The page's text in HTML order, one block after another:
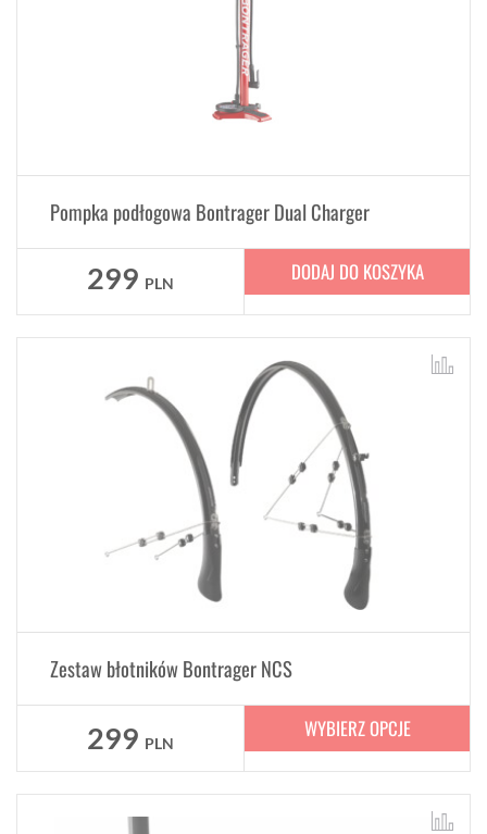
Pompka podłogowa Bontrager Dual Charger
299 PLN DODAJ DO KOSZYKA
Zestaw błotników Bontrager NCS
299 PLN
WYBIERZ OPCJE